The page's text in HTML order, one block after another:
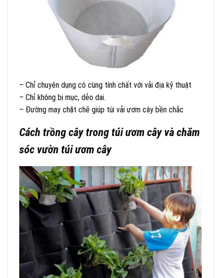
– Chỉ chuyên dụng có cùng tính chất với vải địa kỹ thuật
– Chỉ không bị mục, dẻo dai.
– Đường may chặt chẽ giúp túi vải ươm cây bền chắc
Cách trồng cây trong túi ươm cây và chăm
sóc vườn túi ươm cây